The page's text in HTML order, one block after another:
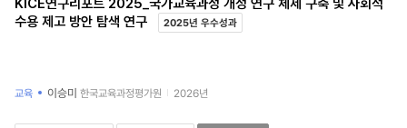
수용 제고 방안 탐색 연구
2025년 우수성과
교육 이승미 한국교육과정평가원 2026년